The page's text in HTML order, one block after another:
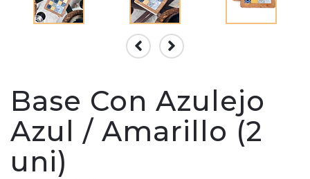
Base Con Azulejo
Azul / Amarillo (2
uni)